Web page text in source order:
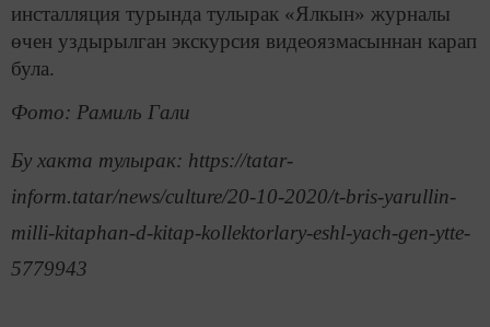
инсталляция турында тулырак «Ялкын» журналы
өчен уздырылган экскурсия видеоязмасыннан карап
була.
Фото: Рамиль Гали
Бу хакта тулырак: https://tatar-
inform.tatar/news/culture/20-10-2020/t-bris-yarullin-
milli-kitaphan-d-kitap-kollektorlary-eshl-yach-gen-ytte-
5779943